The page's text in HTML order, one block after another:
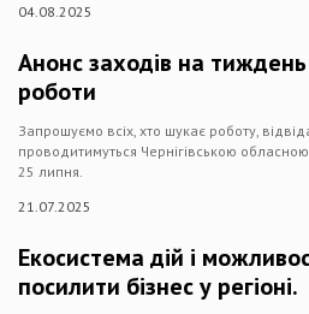
04.08.2025
Анонс заходів на
роботи
Запрошуємо всіх, хто шукає роботу,
проводитимуться Чернігівською
25 липня.
21.07.2025
Екосистема дій і
посилити бізнес у регіоні.